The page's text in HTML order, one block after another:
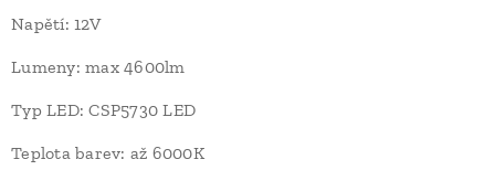
Napětí: 12V
Lumeny: max 4600lm
Typ LED: CSP5730 LED
Teplota barev: až 6000K